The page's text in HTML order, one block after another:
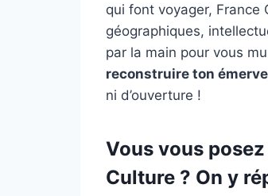
qui font voyager,
géographiques,
par la main pour vous
reconstruire ton
ni d’ouverture !
Vous vous
Culture ? On y